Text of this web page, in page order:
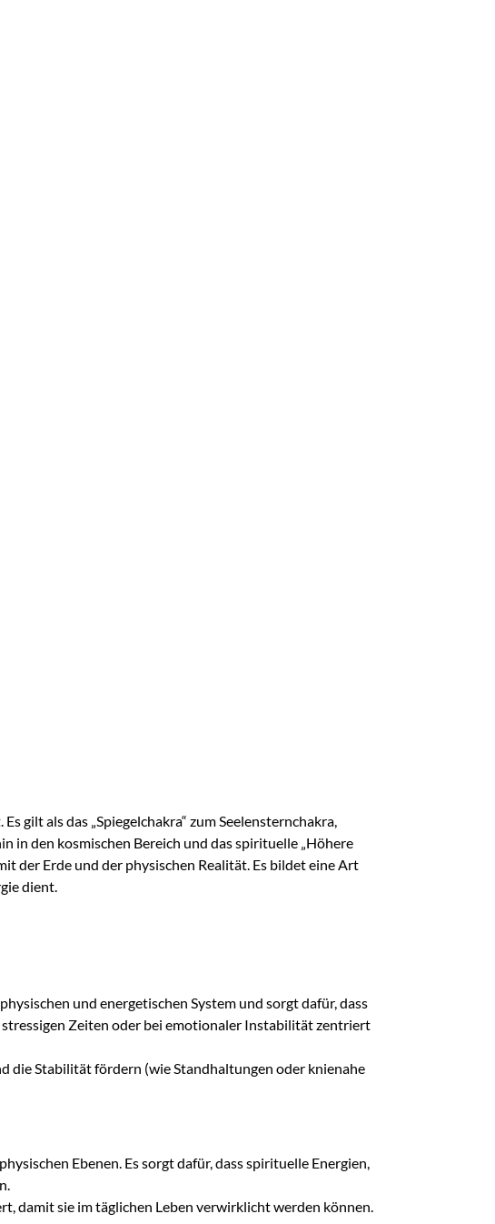
gilt als das „Spiegelchakra“ zum Seelensternchakra,
in den kosmischen Bereich und das spirituelle „Höhere
der Erde und der physischen Realität. Es bildet eine Art
dient.
und energetischen System und sorgt dafür, dass
Zeiten oder bei emotionaler Instabilität zentriert
die Stabilität fördern (wie Standhaltungen oder knienahe
Ebenen. Es sorgt dafür, dass spirituelle Energien,
damit sie im täglichen Leben verwirklicht werden können.